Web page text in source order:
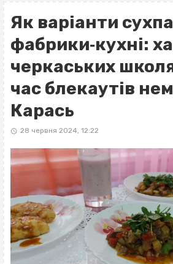
Як варіанти
фабрики‐кухні:
черкаських
час блекаутів
Карась
28 червня 2024, 12:22